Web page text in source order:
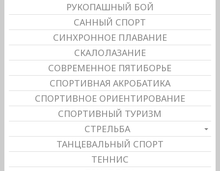
РУКОПАШНЫЙ БОЙ
САННЫЙ СПОРТ
СИНХРОННОЕ ПЛАВАНИЕ
СКАЛОЛАЗАНИЕ
СОВРЕМЕННОЕ ПЯТИБОРЬЕ
СПОРТИВНАЯ АКРОБАТИКА
СПОРТИВНОЕ ОРИЕНТИРОВАНИЕ
СПОРТИВНЫЙ ТУРИЗМ
СТРЕЛЬБА
ТАНЦЕВАЛЬНЫЙ СПОРТ
ТЕННИС